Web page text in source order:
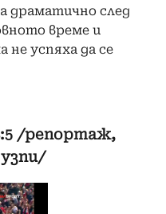
драматично след
време и
успяха да се
/репортаж,